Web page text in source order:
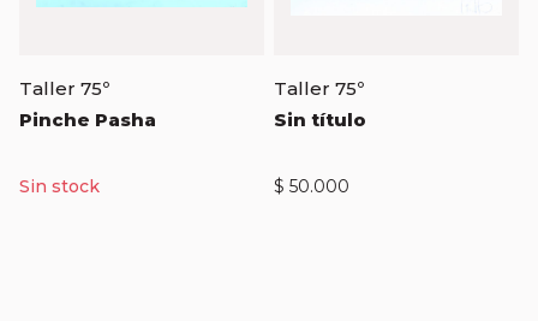
Taller 75º
Pinche Pasha
Taller 75º
Sin título
$ 50.000